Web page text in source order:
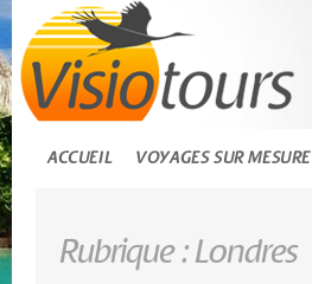
ACCUEIL VOYAGES SUR MESURE
Rubrique : Londres